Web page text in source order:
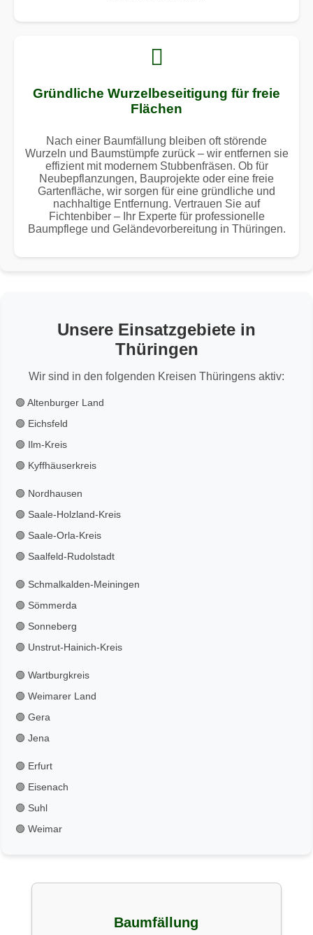
Gründliche Wurzelbeseitigung für freie
Flächen
Nach einer Baumfällung bleiben oft störende
Wurzeln und Baumstümpfe zurück – wir entfernen sie
effizient mit modernem Stubbenfräsen. Ob für
Neubepflanzungen, Bauprojekte oder eine freie
Gartenfläche, wir sorgen für eine gründliche und
nachhaltige Entfernung. Vertrauen Sie auf
Fichtenbiber – Ihr Experte für professionelle
Baumpflege und Geländevorbereitung in Thüringen.
Unsere Einsatzgebiete in
Thüringen
Wir sind in den folgenden Kreisen Thüringens aktiv:
🟢 Altenburger Land
🟢 Eichsfeld
🟢 Ilm-Kreis
🟢 Kyffhäuserkreis
🟢 Nordhausen
🟢 Saale-Holzland-Kreis
🟢 Saale-Orla-Kreis
🟢 Saalfeld-Rudolstadt
🟢 Schmalkalden-Meiningen
🟢 Sömmerda
🟢 Sonneberg
🟢 Unstrut-Hainich-Kreis
🟢 Wartburgkreis
🟢 Weimarer Land
🟢 Gera
🟢 Jena
🟢 Erfurt
🟢 Eisenach
🟢 Suhl
🟢 Weimar
Baumfällung